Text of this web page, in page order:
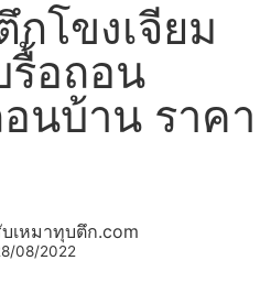
โขงเจียม
รื้อถอน
นบ้าน ราคา
บเหมาทุบตึก.com
08/2022